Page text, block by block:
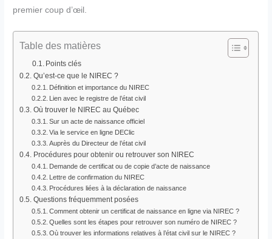
premier coup d’œil.
Table des matières
Points clés
Qu’est-ce que le NIREC ?
Définition et importance du NIREC
Lien avec le registre de l’état civil
Où trouver le NIREC au Québec
Sur un acte de naissance officiel
Via le service en ligne DEClic
Auprès du Directeur de l’état civil
Procédures pour obtenir ou retrouver son NIREC
Demande de certificat ou de copie d’acte de naissance
Lettre de confirmation du NIREC
Procédures liées à la déclaration de naissance
Questions fréquemment posées
Comment obtenir un certificat de naissance en ligne via NIREC ?
Quelles sont les étapes pour retrouver son numéro de NIREC ?
Où trouver les informations relatives à l’état civil sur le NIREC ?